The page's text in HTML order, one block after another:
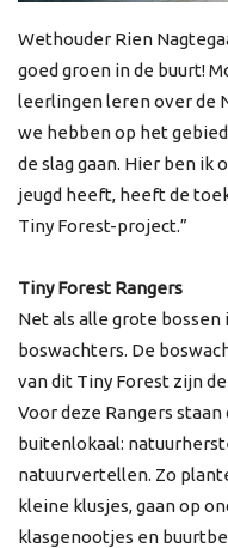
Wethouder Rien
goed groen in de buurt!
leerlingen leren over de
we hebben op het
de slag gaan. Hier ben
jeugd heeft, heeft de
Tiny Forest-project.”
Tiny Forest Rangers
Net als alle grote
boswachters. De
van dit Tiny Forest zijn
Voor deze Rangers
buitenlokaal:
natuurvertellen. Zo
kleine klusjes, gaan op
klasgenootjes en